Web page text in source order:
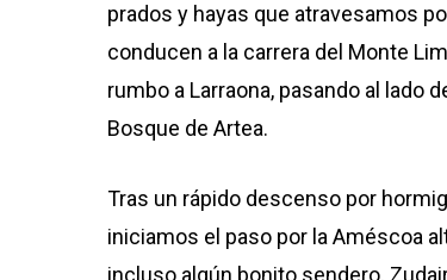
prados y hayas que atravesamos
conducen a la carrera del Monte
rumbo a Larraona, pasando al lado
Bosque de Artea.
Tras un rápido descenso por
iniciamos el paso por la Améscoa
incluso algún bonito sendero.